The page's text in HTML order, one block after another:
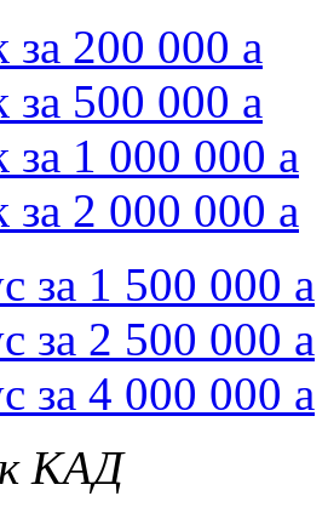
за 200 000 a
за 500 000 a
за 1 000 000 a
за 2 000 000 a
за 1 500 000 a
за 2 500 000 a
за 4 000 000 a
КАД